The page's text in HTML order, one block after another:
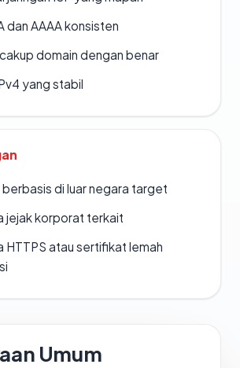
dan AAAA konsisten
domain dengan benar
yang stabil
di luar negara target
jejak korporat terkait
HTTPS atau sertifikat lemah
Umum